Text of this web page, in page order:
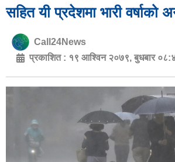
सहित यी प्रदेशमा भारी वर्षाको
Call24News
प्रकाशित : १९ आश्विन २०७९, बुधबार